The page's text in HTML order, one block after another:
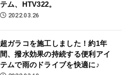
テム、HTV322。
2022.03.26
超ガラコを施工しました！約1年
間、撥水効果の持続する便利アイ
テムで雨のドライブを快適に♪